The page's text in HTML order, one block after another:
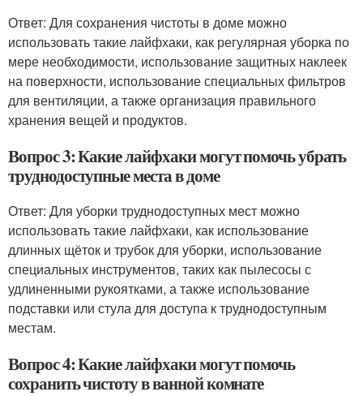
Ответ: Для сохранения чистоты в доме можно
использовать такие лайфхаки, как регулярная уборка по
мере необходимости, использование защитных наклеек
на поверхности, использование специальных фильтров
для вентиляции, а также организация правильного
хранения вещей и продуктов.
Вопрос 3: Какие лайфхаки могут помочь убрать
труднодоступные места в доме
Ответ: Для уборки труднодоступных мест можно
использовать такие лайфхаки, как использование
длинных щёток и трубок для уборки, использование
специальных инструментов, таких как пылесосы с
удлиненными рукоятками, а также использование
подставки или стула для доступа к труднодоступным
местам.
Вопрос 4: Какие лайфхаки могут помочь
сохранить чистоту в ванной комнате